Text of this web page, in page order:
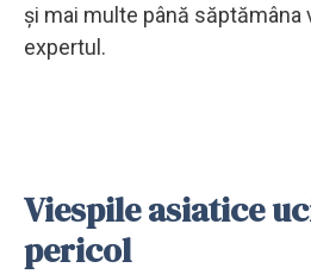
și mai multe până săptămâna
expertul.
Viespile asiatice
pericol